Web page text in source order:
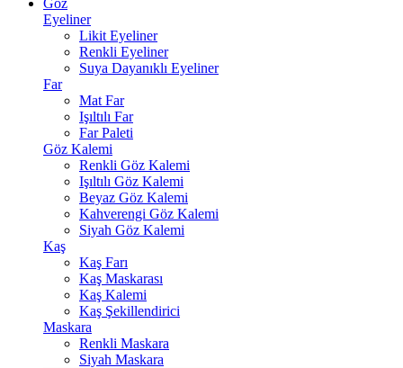
Göz
Eyeliner
Likit Eyeliner
Renkli Eyeliner
Suya Dayanıklı Eyeliner
Far
Mat Far
Işıltılı Far
Far Paleti
Göz Kalemi
Renkli Göz Kalemi
Işıltılı Göz Kalemi
Beyaz Göz Kalemi
Kahverengi Göz Kalemi
Siyah Göz Kalemi
Kaş
Kaş Farı
Kaş Maskarası
Kaş Kalemi
Kaş Şekillendirici
Maskara
Renkli Maskara
Siyah Maskara